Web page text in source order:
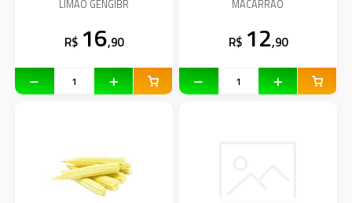
LIMAO GENGIBR
R$ 16,90
MACARRAO
R$ 12,90